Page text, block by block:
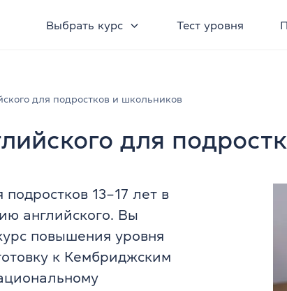
Выбрать курс Тест уровня
для подростков и школьников
для
13–17 лет в
английского. Вы
повышения уровня
к Кембриджским